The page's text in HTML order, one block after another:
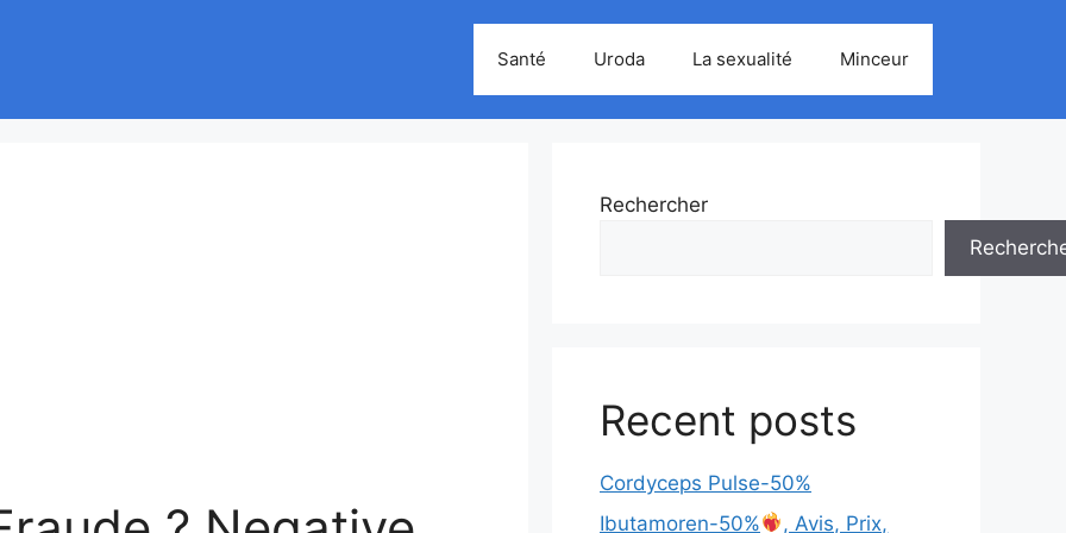
Santé Uroda La sexualité Minceur
Rechercher
Recent posts
Cordyceps Pulse-50%
Ibutamoren-50%
, Avis, Prix,